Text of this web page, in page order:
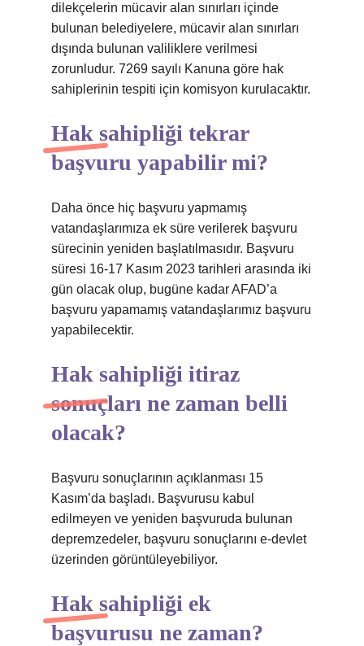
dilekçelerin mücavir alan sınırları içinde
bulunan belediyelere, mücavir alan sınırları
dışında bulunan valiliklere verilmesi
zorunludur. 7269 sayılı Kanuna göre hak
sahiplerinin tespiti için komisyon kurulacaktır.
Hak sahipliği tekrar
başvuru yapabilir mi?
Daha önce hiç başvuru yapmamış
vatandaşlarımıza ek süre verilerek başvuru
sürecinin yeniden başlatılmasıdır. Başvuru
süresi 16-17 Kasım 2023 tarihleri ​​arasında iki
gün olacak olup, bugüne kadar AFAD’a
başvuru yapamamış vatandaşlarımız başvuru
yapabilecektir.
Hak sahipliği itiraz
sonuçları ne zaman belli
olacak?
Başvuru sonuçlarının açıklanması 15
Kasım’da başladı. Başvurusu kabul
edilmeyen ve yeniden başvuruda bulunan
depremzedeler, başvuru sonuçlarını e-devlet
üzerinden görüntüleyebiliyor.
Hak sahipliği ek
başvurusu ne zaman?